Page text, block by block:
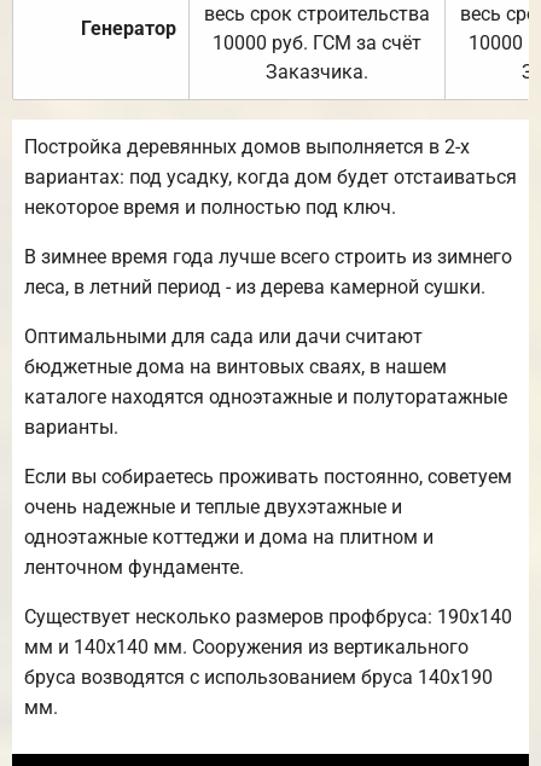
Генератор
весь срок строительства
10000 руб. ГСМ за счёт
Заказчика.
весь
10000
Постройка деревянных домов выполняется в 2-х
вариантах: под усадку, когда дом будет отстаиваться
некоторое время и полностью под ключ.
В зимнее время года лучше всего строить из зимнего
леса, в летний период - из дерева камерной сушки.
Оптимальными для сада или дачи считают
бюджетные дома на винтовых сваях, в нашем
каталоге находятся одноэтажные и полуторатажные
варианты.
Если вы собираетесь проживать постоянно, советуем
очень надежные и теплые двухэтажные и
одноэтажные коттеджи и дома на плитном и
ленточном фундаменте.
Существует несколько размеров профбруса: 190х140
мм и 140х140 мм. Сооружения из вертикального
бруса возводятся с использованием бруса 140х190
мм.